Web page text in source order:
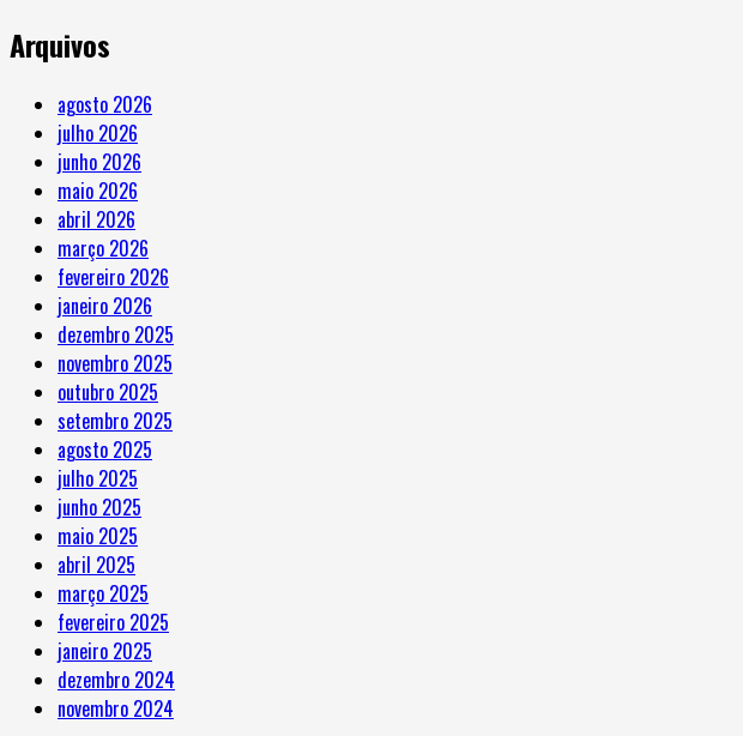
Arquivos
agosto 2026
julho 2026
junho 2026
maio 2026
abril 2026
março 2026
fevereiro 2026
janeiro 2026
dezembro 2025
novembro 2025
outubro 2025
setembro 2025
agosto 2025
julho 2025
junho 2025
maio 2025
abril 2025
março 2025
fevereiro 2025
janeiro 2025
dezembro 2024
novembro 2024